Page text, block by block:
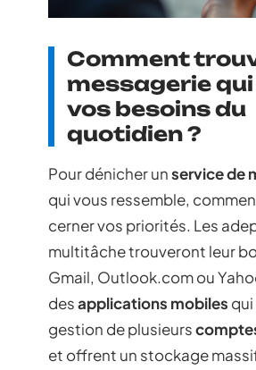
Comment
messagerie qui
vos besoins du
quotidien ?
Pour dénicher unservice de
qui vous ressemble,
cerner vos priorités. Les
multitâche trouveront leur
Gmail, Outlook.com ou
desapplications mobiles
gestion de plusieurs
et offrent un stockage